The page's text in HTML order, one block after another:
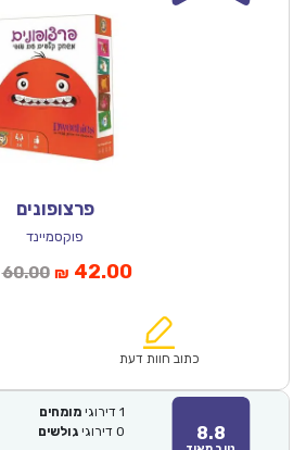
פרצופונים
פוקסמיינד
60.00המחיר
₪60.00.
₪ 42.00המחיר
הוא:
כתוב חוות דעת
8.8
1 דירוגי מומחים
0 דירוגי גולשים